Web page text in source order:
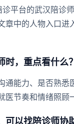
诊平台的武汉陪诊
章中的人物入口进
时，重点看什么？
通能力、是否熟悉
医节奏和情绪照顾
可以找陪诊师协